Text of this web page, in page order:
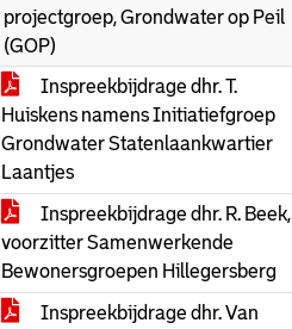
projectgroep, Grondwater op Peil
(GOP)
Inspreekbijdrage dhr. T.
Huiskens namens Initiatiefgroep
Grondwater Statenlaankwartier
Laantjes
Inspreekbijdrage dhr. R. Beek,
voorzitter Samenwerkende
Bewonersgroepen Hillegersberg
Inspreekbijdrage dhr. Van